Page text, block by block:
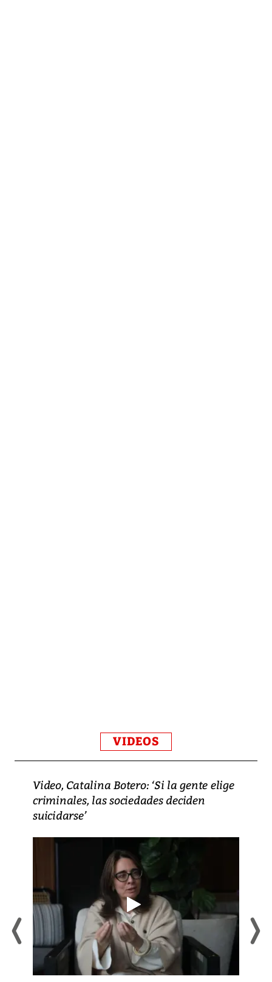
VIDEOS
Video, Catalina Botero: ‘Si la gente elige
criminales, las sociedades deciden
suicidarse’